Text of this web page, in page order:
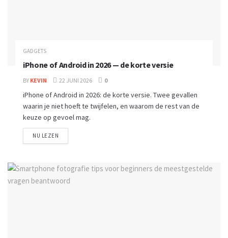
GADGETS
iPhone of Android in 2026 — de korte versie
BY KEVIN 22 JUNI 2026 0
iPhone of Android in 2026: de korte versie. Twee gevallen
waarin je niet hoeft te twijfelen, en waarom de rest van de
keuze op gevoel mag.
NU LEZEN